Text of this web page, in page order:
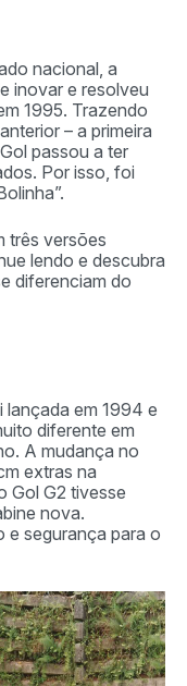
nacional, a
inovar e resolveu
1995. Trazendo
– a primeira
passou a ter
Por isso, foi
três versões
lendo e descubra
diferenciam do
lançada em 1994 e
diferente em
A mudança no
extras na
Gol G2 tivesse
nova.
e segurança para o